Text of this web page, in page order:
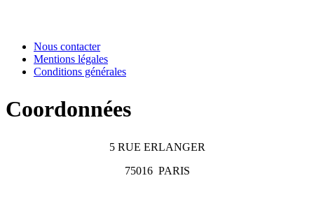
Nous contacter
Mentions légales
Conditions générales
Coordonnées
5 RUE ERLANGER
75016 PARIS